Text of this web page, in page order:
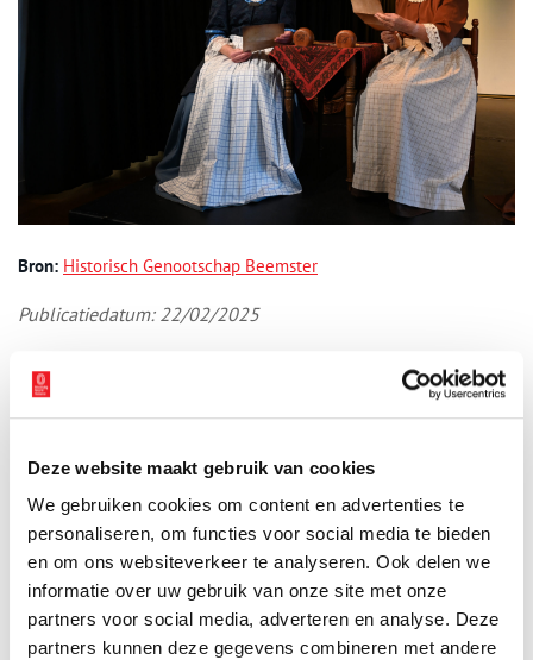
Deze website maakt gebruik van cookies
We gebruiken cookies om content en advertenties te
personaliseren, om functies voor social media te bieden
en om ons websiteverkeer te analyseren. Ook delen we
informatie over uw gebruik van onze site met onze
partners voor social media, adverteren en analyse. Deze
partners kunnen deze gegevens combineren met andere
Bron: Historisch Genootschap Beemster
Publicatiedatum: 22/02/2025
Ontvang de nieuwsbrief
Wilt u op de hoogte blijven van de mooiste verhalen en het
laatste erfgoednieuws? Schrijf u dan nu in voor onze
wekelijkse nieuwsbrief!